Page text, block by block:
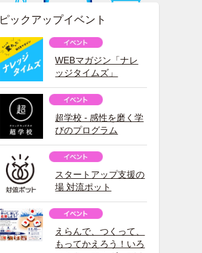
ピックアップイベント
WEBマガジン「ナレ
ッジタイムズ」
超学校 - 感性を磨く学
びのプログラム
スタートアップ支援の
場 対流ポット
えらんで、つくって、
もってかえろう！いろ